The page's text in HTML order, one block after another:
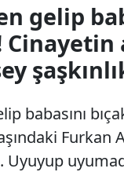
gelip
babasını
Furkan
Uyuyup